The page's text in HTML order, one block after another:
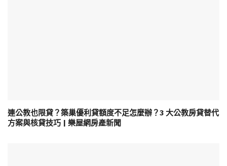
連公教也限貸？築巢優利貸額度不足怎麼辦？3 大公教房貸替代
方案與核貸技巧 | 樂屋網房產新聞